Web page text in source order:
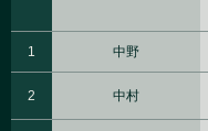
1 中野
2 中村